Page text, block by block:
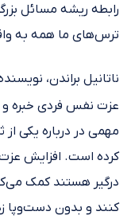
رابطه ریشه مسائل
ترس‌های ما همه به
ناتانیل براندن،
عزت نفس فردی خبره
مهمی در درباره یکی
کرده است. افزایش عزت
درگیر هستند کمک
کنند و بدون دست‌وپا